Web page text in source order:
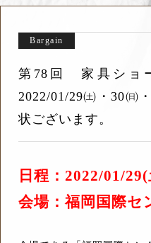
第78回 家具シ
2022/01/29㈯・30
状ございます。
Bargain
日程：2022/01/
会場：福岡国際セ